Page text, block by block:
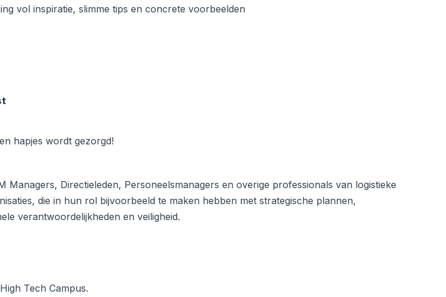
vol inspiratie, slimme tips en concrete voorbeelden
hapjes wordt gezorgd!
Managers, Directieleden, Personeelsmanagers en overige professionals van logistieke
die in hun rol bijvoorbeeld te maken hebben met strategische plannen,
verantwoordelijkheden en veiligheid.
Tech Campus.